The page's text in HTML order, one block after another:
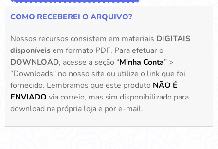
COMO RECEBEREI O ARQUIVO?
Nossos recursos consistem em materiais DIGITAIS
disponíveisem formato PDF. Para efetuar o
DOWNLOAD, acesse a seção “Minha Conta” >
“Downloads” no nosso site ou utilize o link que foi
fornecido. Lembramos que este produto NÃO É
ENVIADO via correio, mas sim disponibilizado para
download na própria loja e por e-mail.